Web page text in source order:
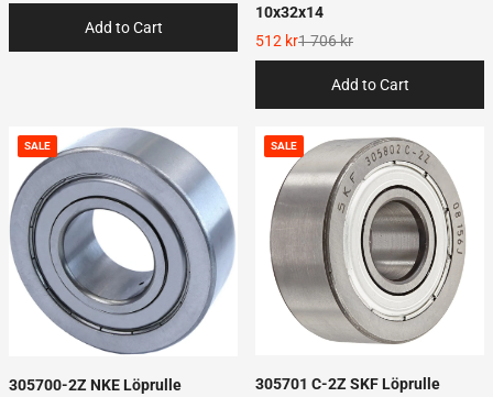
Add to Cart
10x32x14
512 kr1 706 kr
Add to Cart
SALE
305700-2Z NKE Löprulle
SALE
305701 C-2Z SKF Löprulle